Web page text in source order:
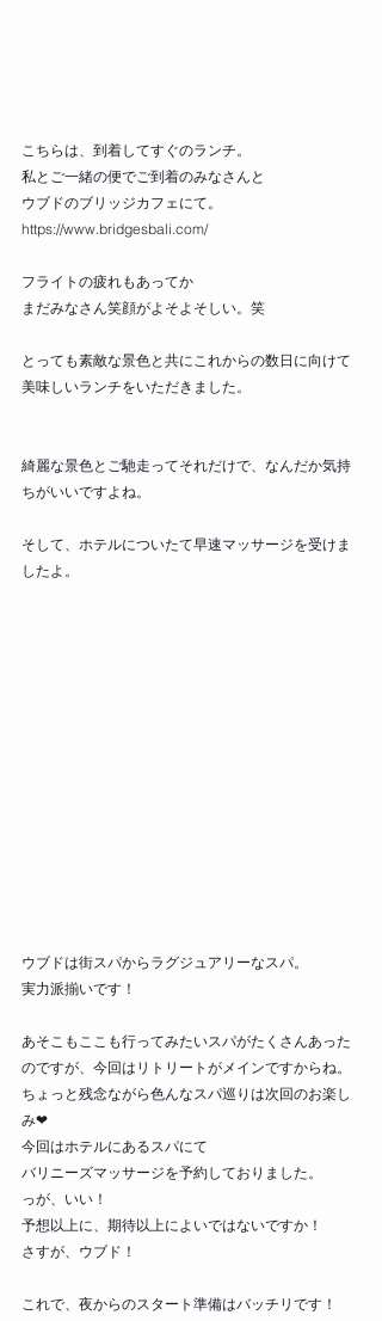
こちらは、到着してすぐのランチ。
私とご一緒の便でご到着のみなさんと
ウブドのブリッジカフェにて。
https://www.bridgesbali.com/
フライトの疲れもあってか
まだみなさん笑顔がよそよそしい。笑
とっても素敵な景色と共にこれからの数日に向けて
美味しいランチをいただきました。
綺麗な景色とご馳走ってそれだけで、なんだか気持
ちがいいですよね。
そして、ホテルについたて早速マッサージを受けま
したよ。
ウブドは街スパからラグジュアリーなスパ。
実力派揃いです！
あそこもここも行ってみたいスパがたくさんあった
のですが、今回はリトリートがメインですからね。
ちょっと残念ながら色んなスパ巡りは次回のお楽し
み❤︎
今回はホテルにあるスパにて
バリニーズマッサージを予約しておりました。
っが、いい！
予想以上に、期待以上によいではないですか！
さすが、ウブド！
これで、夜からのスタート準備はバッチリです！